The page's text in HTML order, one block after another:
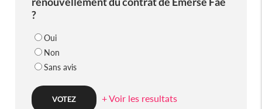
?
Oui
Non
Sans avis
+ Voir les resultats